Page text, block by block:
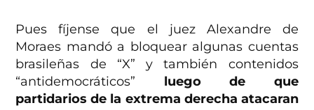
Pues fíjense que el juez Alexandre de
Moraes mandó a bloquear algunas cuentas
brasileñas de “X” y también contenidos
“antidemocráticos” luego de que
partidarios de la extrema derecha atacaran